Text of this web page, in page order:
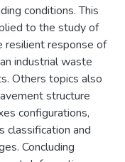
conditions. This
to the study of
resilient response of
industrial waste
Others topics also
structure
configurations,
classification and
Concluding